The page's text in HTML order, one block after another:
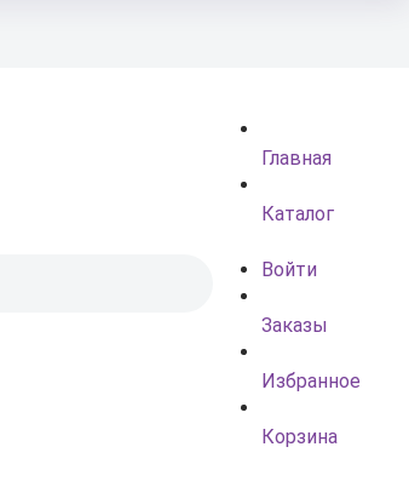
Главная
Каталог
Войти
Заказы
Избранное
Корзина